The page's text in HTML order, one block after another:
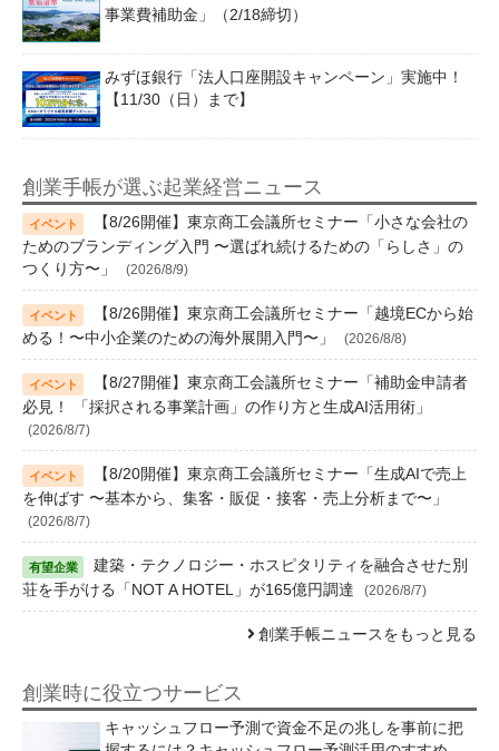
事業費補助金」（2/18締切）
みずほ銀行「法人口座開設キャンペーン」実施中！
【11/30（日）まで】
創業手帳が選ぶ起業経営ニュース
【8/26開催】東京商工会議所セミナー「小さな会社の
ためのブランディング入門 〜選ばれ続けるための「らしさ」の
つくり方〜」
(2026/8/9)
【8/26開催】東京商工会議所セミナー「越境ECから始
める！〜中小企業のための海外展開入門〜」
(2026/8/8)
【8/27開催】東京商工会議所セミナー「補助金申請者
必見！ 「採択される事業計画」の作り方と生成AI活用術」
(2026/8/7)
【8/20開催】東京商工会議所セミナー「生成AIで売上
を伸ばす 〜基本から、集客・販促・接客・売上分析まで〜」
(2026/8/7)
建築・テクノロジー・ホスピタリティを融合させた別
荘を手がける「NOT A HOTEL」が165億円調達
(2026/8/7)
創業手帳ニュースをもっと見る
創業時に役立つサービス
キャッシュフロー予測で資金不足の兆しを事前に把